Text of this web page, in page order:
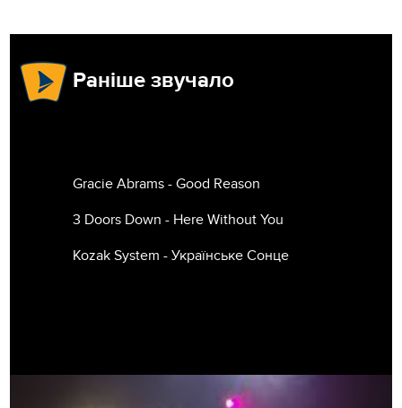
Раніше звучало
Gracie Abrams - Good Reason
3 Doors Down - Here Without You
Kozak System - Українське Сонце